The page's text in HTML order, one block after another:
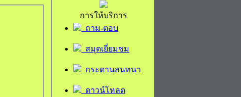
การให้บริการ
ถาม-ตอบ
สมุดเยี่ยมชม
กระดานสนทนา
ดาวน์โหลด